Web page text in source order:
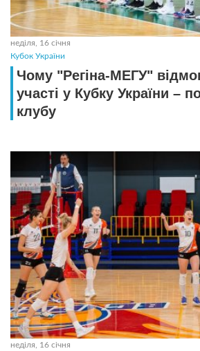
неділя, 16 січня
Кубок України
Чому "Регіна-МЕГУ"
участі у Кубку України –
клубу
неділя, 16 січня